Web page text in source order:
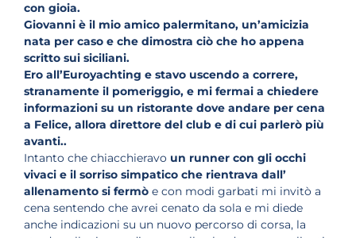
con gioia.
Giovanni è il mio amico palermitano, un’amicizia
nata per caso e che dimostra ciò che ho appena
scritto sui siciliani.
Ero all’Euroyachting e stavo uscendo a correre,
stranamente il pomeriggio, e mi fermai a chiedere
informazioni su un ristorante dove andare per cena
a Felice, allora direttore del club e di cui parlerò più
avanti..
Intanto che chiacchieravo un runner con gli occhi
vivaci e il sorriso simpatico che rientrava dall’
allenamento si fermò e con modi garbati mi invitò a
cena sentendo che avrei cenato da sola e mi diede
anche indicazioni su un nuovo percorso di corsa, la